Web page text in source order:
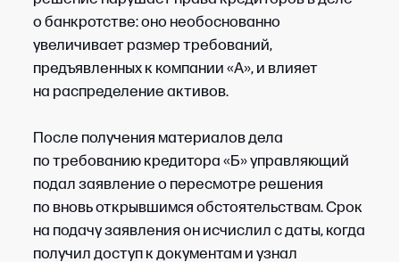
доказательств, которые подтверждают доводы
заявителя и были необоснованно
проигнорированы судом при вынесении
решения: финансовые сведения, переписка,
отчеты арбитражного управляющего, данные
заседаний и иные документы из дела.
Сформулировать аргументацию
Для каждого нарушения указываются
применимая норма закона, фактическое
обстоятельство и доказательство, которое